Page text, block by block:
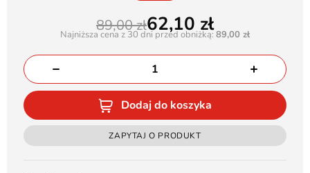
62,10
89,00
Najniższa cena z 30 dni przed obniżką: 89,00 zł
Dodaj do koszyka
ZAPYTAJ O PRODUKT